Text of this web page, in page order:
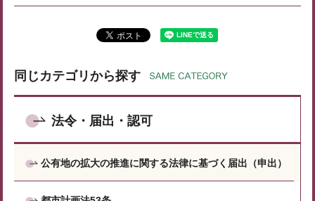
同じカテゴリから探す
法令・届出・認可
公有地の拡大の推進に関する法律に基づく届出（申出）